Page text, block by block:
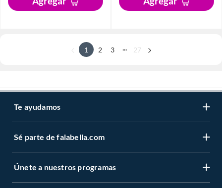
1 2 3 27
Te ayudamos
Sé parte de falabella.com
Únete a nuestros programas